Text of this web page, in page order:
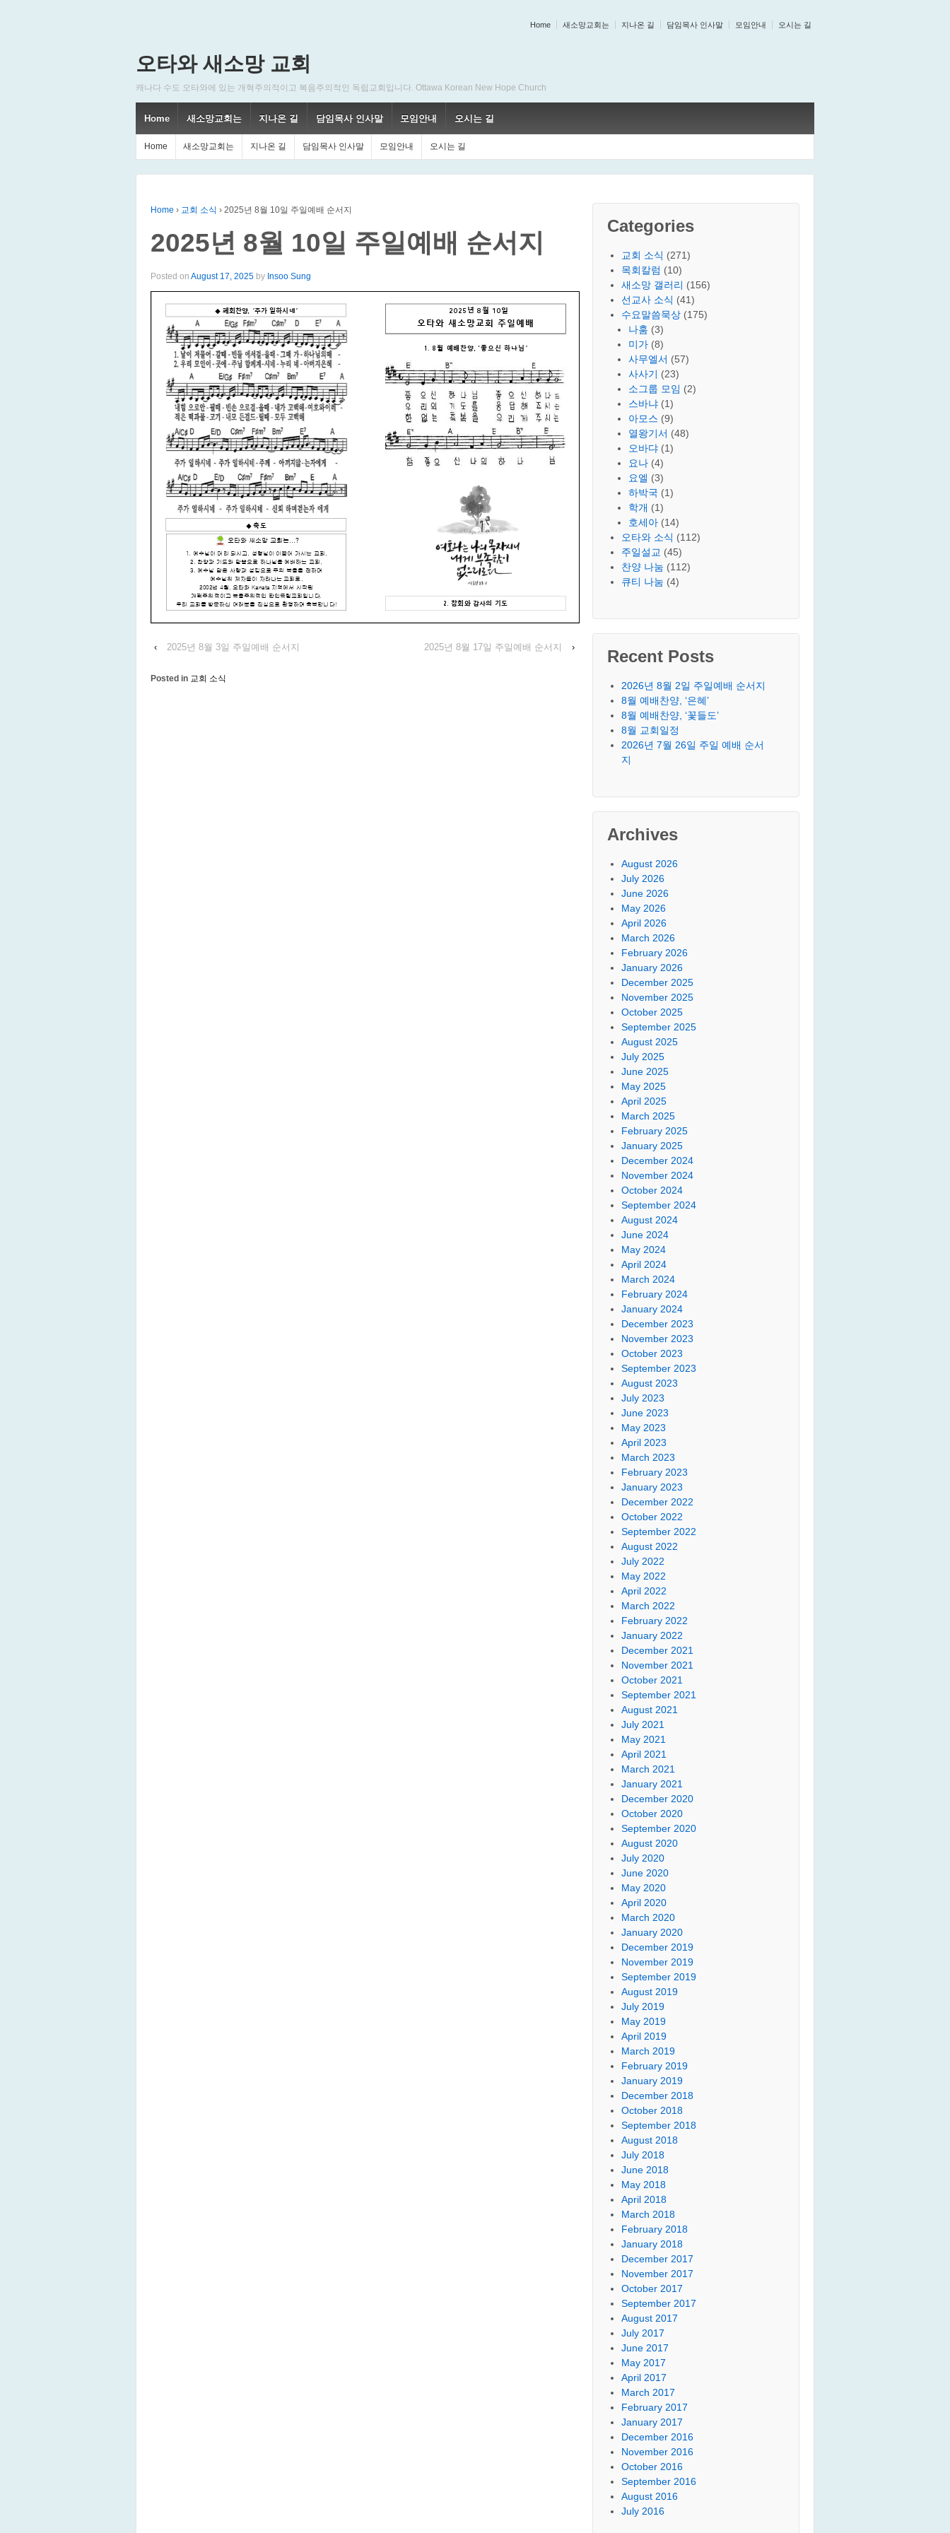
Home 새소망교회는 지나온 길 담임목사 인사말 모임안내 오시는 길
오타와 새소망 교회
캐나다 수도 오타와에 있는 개혁주의적이고 복음주의적인 독립교회입니다. Ottawa Korean New Hope Church
Home 새소망교회는 지나온 길 담임목사 인사말 모임안내 오시는 길
Home 새소망교회는 지나온 길 담임목사 인사말 모임안내 오시는 길
Home › 교회 소식 › 2025년 8월 10일 주일예배 순서지
2025년 8월 10일 주일예배 순서지
Posted on August 17, 2025 by Insoo Sung
‹ 2025년 8월 3일 주일예배 순서지 2025년 8월 17일 주일예배 순서지 ›
Posted in 교회 소식
Categories
교회 소식 (271)
목회칼럼 (10)
새소망 갤러리 (156)
선교사 소식 (41)
수요말씀묵상 (175)
나훔 (3)
미가 (8)
사무엘서 (57)
사사기 (23)
소그룹 모임 (2)
스바냐 (1)
아모스 (9)
열왕기서 (48)
오바댜 (1)
요나 (4)
요엘 (3)
하박국 (1)
학개 (1)
호세아 (14)
오타와 소식 (112)
주일설교 (45)
찬양 나눔 (112)
큐티 나눔 (4)
Recent Posts
2026년 8월 2일 주일예배 순서지
8월 예배찬양, ‘은혜’
8월 예배찬양, ‘꽃들도’
8월 교회일정
2026년 7월 26일 주일 예배 순서
지
Archives
August 2026
July 2026
June 2026
May 2026
April 2026
March 2026
February 2026
January 2026
December 2025
November 2025
October 2025
September 2025
August 2025
July 2025
June 2025
May 2025
April 2025
March 2025
February 2025
January 2025
December 2024
November 2024
October 2024
September 2024
August 2024
June 2024
May 2024
April 2024
March 2024
February 2024
January 2024
December 2023
November 2023
October 2023
September 2023
August 2023
July 2023
June 2023
May 2023
April 2023
March 2023
February 2023
January 2023
December 2022
October 2022
September 2022
August 2022
July 2022
May 2022
April 2022
March 2022
February 2022
January 2022
December 2021
November 2021
October 2021
September 2021
August 2021
July 2021
May 2021
April 2021
March 2021
January 2021
December 2020
October 2020
September 2020
August 2020
July 2020
June 2020
May 2020
April 2020
March 2020
January 2020
December 2019
November 2019
September 2019
August 2019
July 2019
May 2019
April 2019
March 2019
February 2019
January 2019
December 2018
October 2018
September 2018
August 2018
July 2018
June 2018
May 2018
April 2018
March 2018
February 2018
January 2018
December 2017
November 2017
October 2017
September 2017
August 2017
July 2017
June 2017
May 2017
April 2017
March 2017
February 2017
January 2017
December 2016
November 2016
October 2016
September 2016
August 2016
July 2016